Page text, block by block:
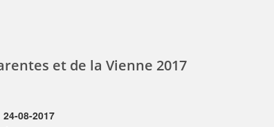
et de la Vienne 2017
24-08-2017